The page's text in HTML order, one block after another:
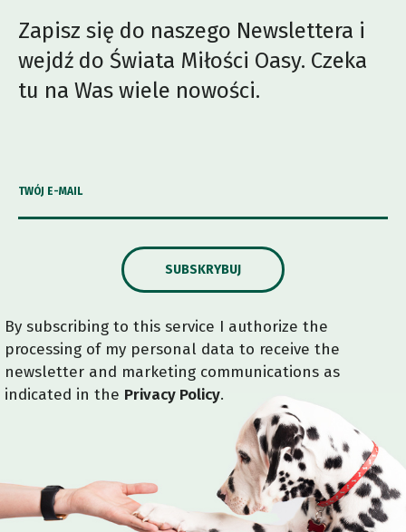
Zapisz się do naszego Newslettera i
wejdź do Świata Miłości Oasy. Czeka
tu na Was wiele nowości.
TWÓJ E-MAIL
SUBSKRYBUJ
By subscribing to this service I authorize the
processing of my personal data to receive the
newsletter and marketing communications as
indicated in the Privacy Policy.